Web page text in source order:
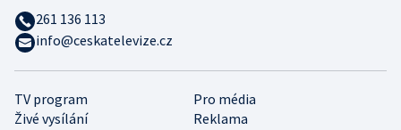
TV program
Pro média
Živé vysílání
Reklama
261 136 113
info@ceskatelevize.cz